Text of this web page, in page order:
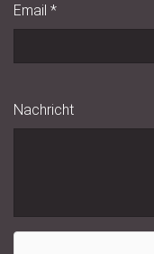
Email *
Nachricht